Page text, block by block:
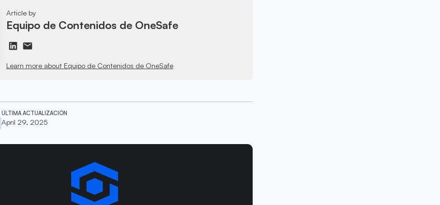
Article by
Equipo de Contenidos de OneSafe
Learn more about Equipo de Contenidos de OneSafe
ÚLTIMA ACTUALIZACIÓN
April 29, 2025